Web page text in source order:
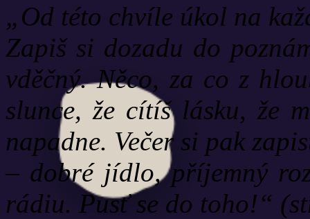
„Od této chvíle úkol na
Zapiš si dozadu do
vděčný. Něco, za co z
slunce, že cítíš lásku, že
napadne. Večer si pak
– dobré jídlo, příjemný
rádiu. Pusť se do toho!“